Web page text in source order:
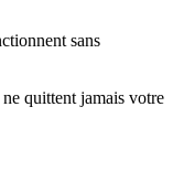
sans
quittent jamais votre